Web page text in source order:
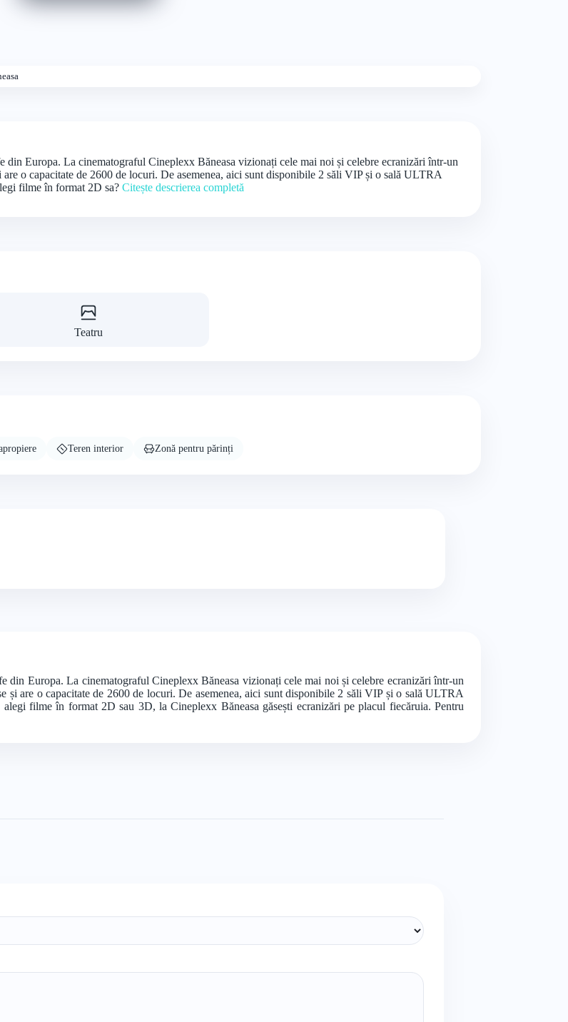
Europa. La cinematograful Cineplexx Băneasa vizionați cele mai noi și celebre ecranizări într-un
o capacitate de 2600 de locuri. De asemenea, aici sunt disponibile 2 săli VIP și o sală ULTRA
filme în format 2D sa? Citește descrierea completă
Teatru
Teren interior Zonă pentru părinți
din Europa. La cinematograful Cineplexx Băneasa vizionați cele mai noi și celebre ecranizări într-un
și are o capacitate de 2600 de locuri. De asemenea, aici sunt disponibile 2 săli VIP și o sală ULTRA
filme în format 2D sau 3D, la Cineplexx Băneasa găsești ecranizări pe placul fiecăruia. Pentru